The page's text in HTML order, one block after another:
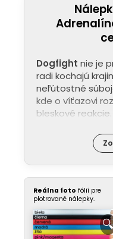
Dogfight nie je
radi kochajú
neľútostné
kde o víťazovi
bleskové reakcie.
Reálna foto fólií pre
plotrované nálepky.